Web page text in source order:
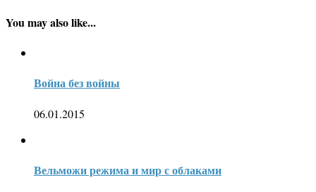
You may also like...
Война без войны
06.01.2015
Вельможи режима и мир с облаками